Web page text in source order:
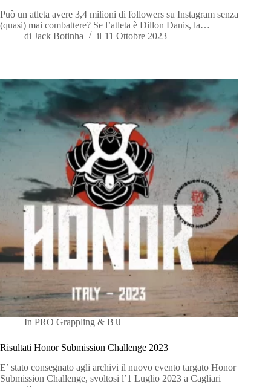
Può un atleta avere 3,4 milioni di followers su Instagram senza
(quasi) mai combattere? Se l’atleta è Dillon Danis, la…
di Jack Botinha il 11 Ottobre 2023
In PRO Grappling & BJJ
Risultati Honor Submission Challenge 2023
E’ stato consegnato agli archivi il nuovo evento targato Honor
Submission Challenge, svoltosi l’1 Luglio 2023 a Cagliari